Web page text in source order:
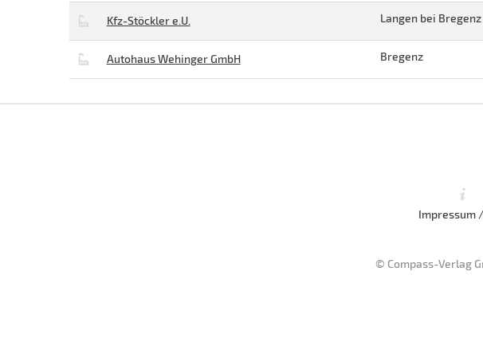
Kfz-Stöckler e.U. Langen bei Bregenz
Autohaus Wehinger GmbH Bregenz
Impressum /
© Compass-Verlag